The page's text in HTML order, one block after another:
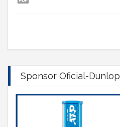
Sponsor Oficial-Dunlop